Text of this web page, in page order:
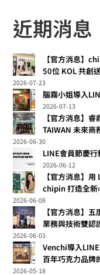
近期消息
【官方消息】
50位 KOL 共創
2026-07-23
腦霧小姐導入
2026-07-13
【官方消息】
TAIWAN 未來商
2026-06-30
LINE會員節慶
2026-06-12
【官方消息】
chipin 打造全新
2026-06-08
【官方消息】
業務與技術雙認
2026-06-03
Venchi導入
百年巧克力品牌
2026-05-18